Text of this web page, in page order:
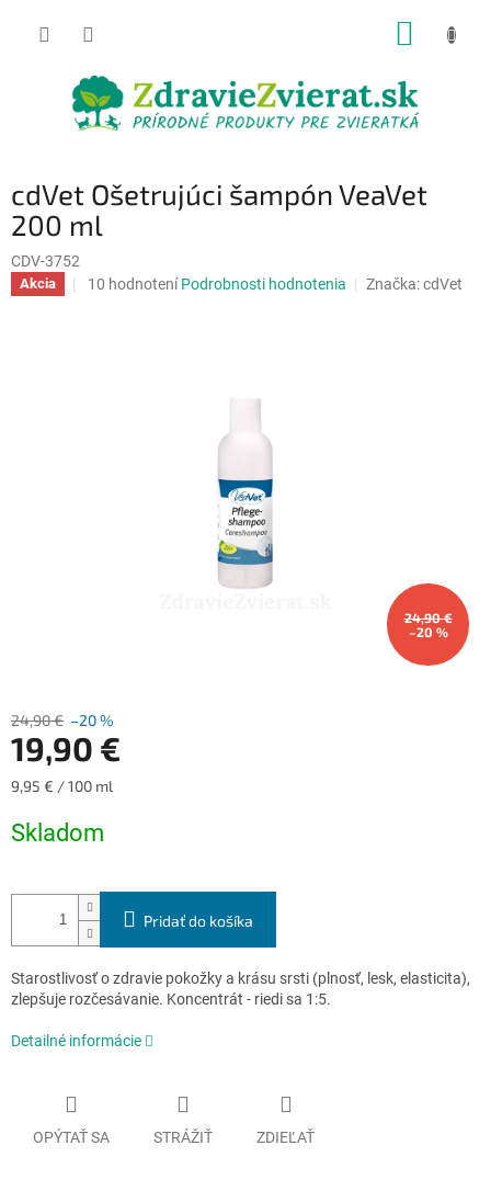
cdVet Ošetrujúci šampón VeaVet
200 ml
CDV-3752
Akcia
Priemerné
10 hodnotení Podrobnosti hodnotenia Značka:cdVet
24,90 €
–20 %
24,90 € –20 %
19,90 €
Jednotková
9,95 € / 100 ml
Skladom
Pridať do košíka
Starostlivosť o zdravie pokožky a krásu srsti (plnosť, lesk, elasticita),
zlepšuje rozčesávanie. Koncentrát - riedi sa 1:5.
Detailné informácie
OPÝTAŤ SA STRÁŽIŤ ZDIEĽAŤ